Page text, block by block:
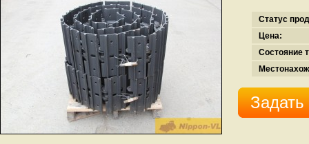
Статус
Цена:
Состояние
Задать